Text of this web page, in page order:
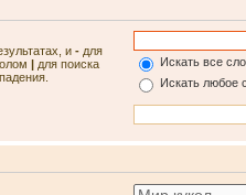
и - для
| для поиска
Искать все
Искать любое